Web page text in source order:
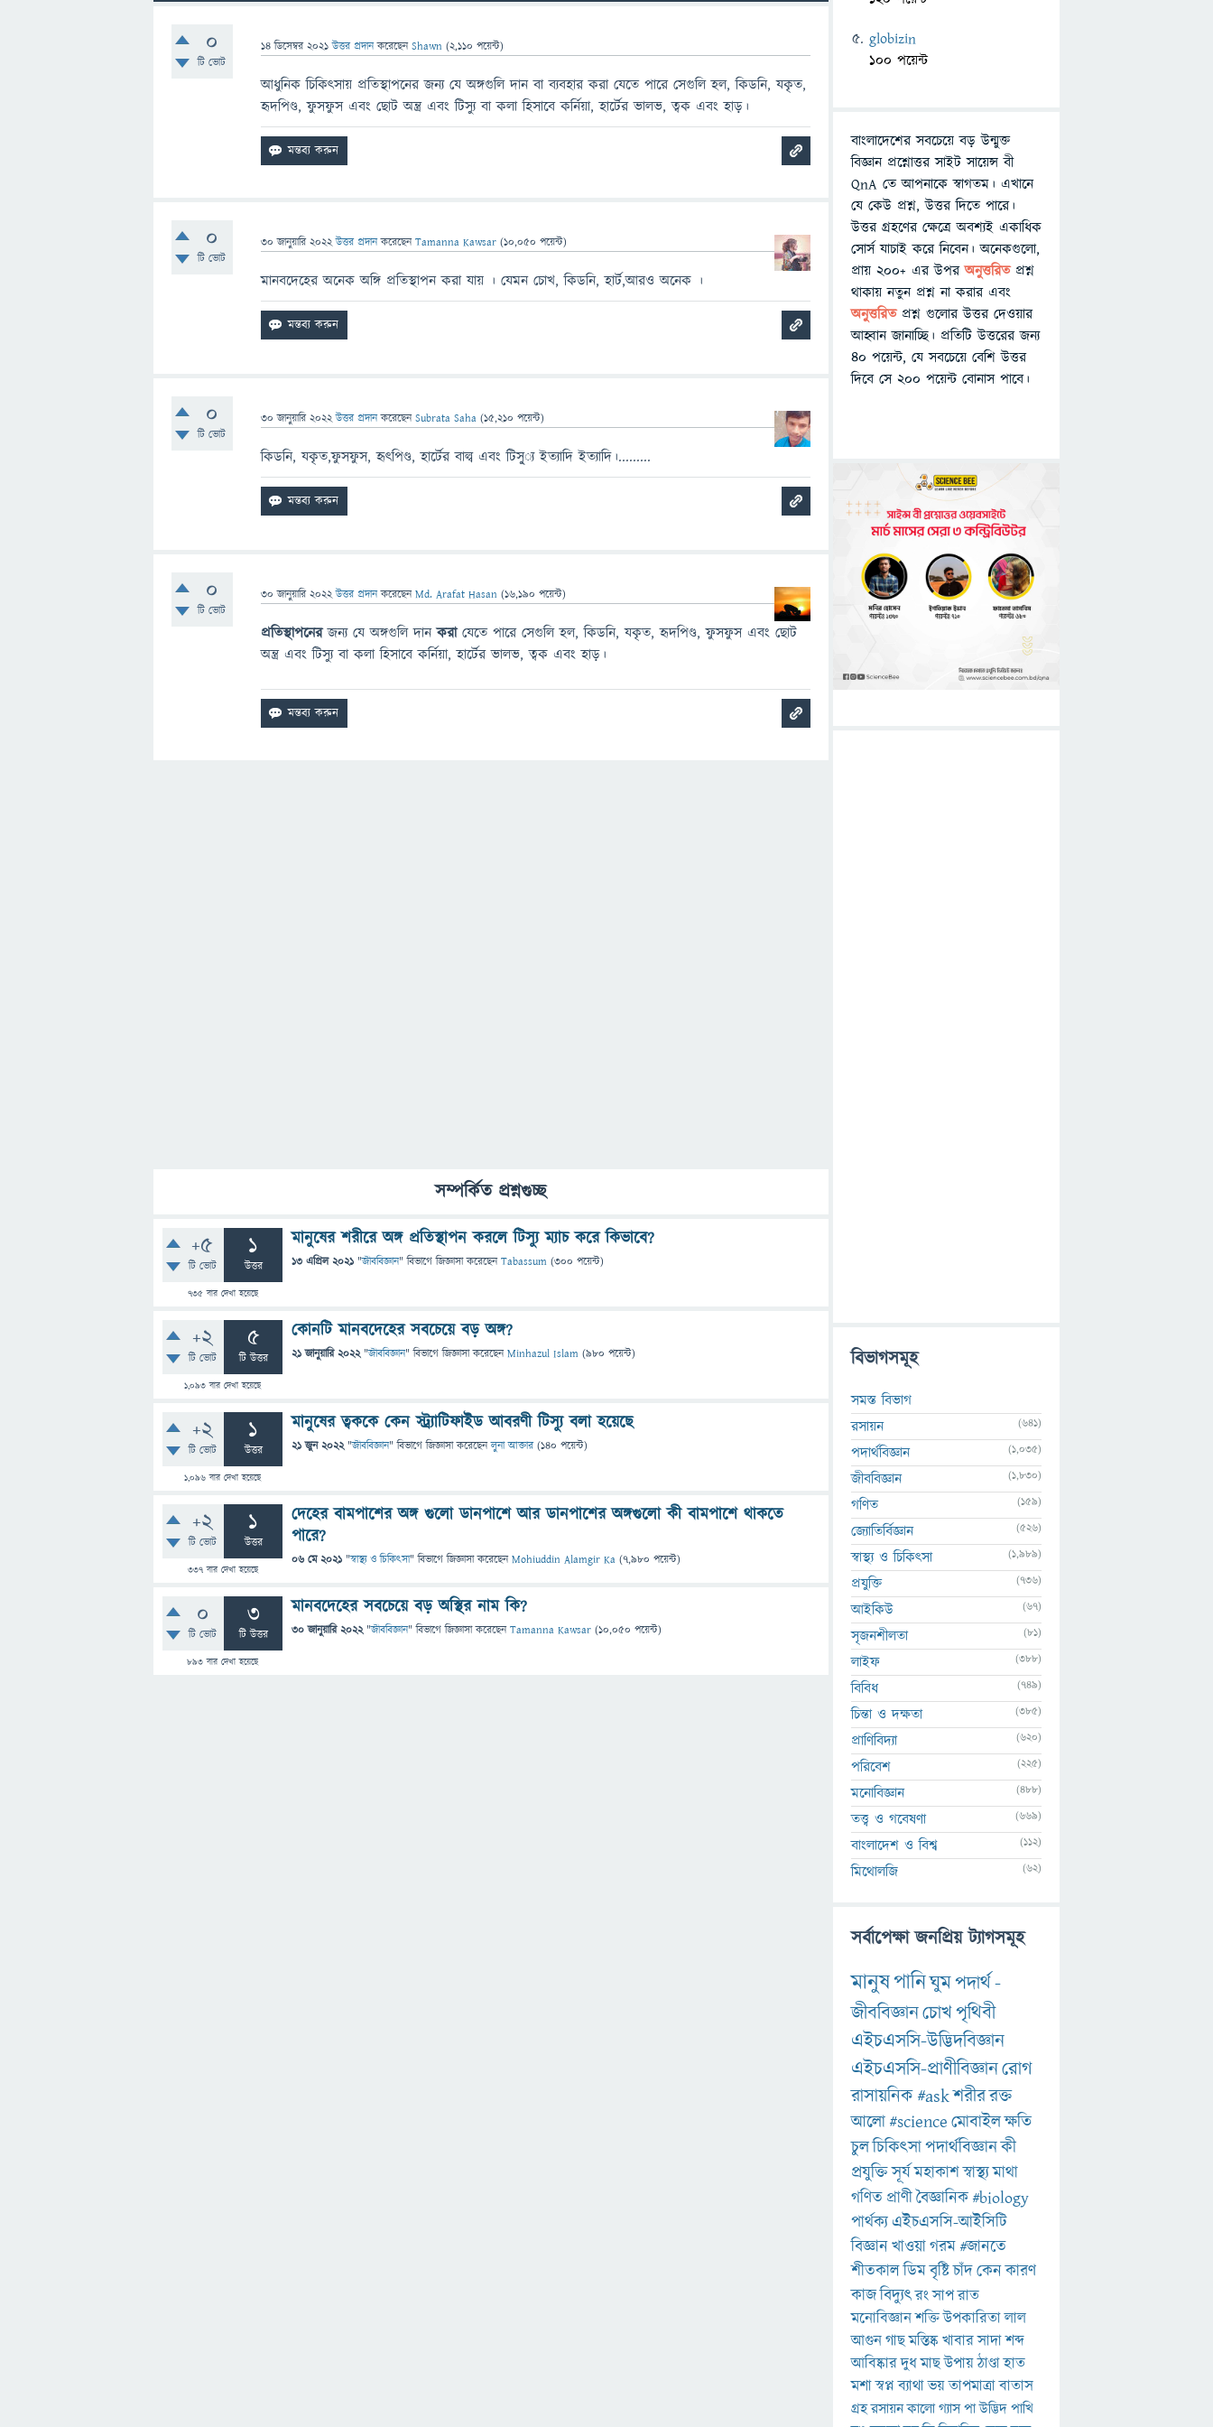
0
টি ভোট
14 ডিসেম্বর 2021 উত্তর প্রদান করেছেনShawn (2,110 পয়েন্ট)
আধুনিক চিকিৎসায় প্রতিস্থাপনের জন্য যে অঙ্গগুলি দান বা ব্যবহার করা যেতে পারে সেগুলি হল, কিডনি, যকৃত,
হৃদপিণ্ড, ফুসফুস এবং ছোট অন্ত্র এবং টিস্যু বা কলা হিসাবে কর্নিয়া, হার্টের ভালভ, ত্বক এবং হাড়।
0
টি ভোট
30 জানুয়ারি 2022 উত্তর প্রদান করেছেনTamanna Kawsar (10,050 পয়েন্ট)
মানবদেহের অনেক অঙ্গি প্রতিস্থাপন করা যায় । যেমন চোখ, কিডনি, হার্ট,আরও অনেক ।
0
টি ভোট
30 জানুয়ারি 2022 উত্তর প্রদান করেছেনSubrata Saha (15,210 পয়েন্ট)
কিডনি, যকৃত,ফুসফুস, হৃৎপিণ্ড, হার্টের বাল্ব এবং টিসু্্য ইত্যাদি ইত্যাদি।.........
0
টি ভোট
30 জানুয়ারি 2022 উত্তর প্রদান করেছেনMd. Arafat Hasan (16,190 পয়েন্ট)
প্রতিস্থাপনেরজন্য যে অঙ্গগুলি দানকরাযেতে পারে সেগুলি হল, কিডনি, যকৃত, হৃদপিণ্ড, ফুসফুস এবং ছোট
অন্ত্র এবং টিস্যু বা কলা হিসাবে কর্নিয়া, হার্টের ভালভ, ত্বক এবং হাড়।
সম্পর্কিত প্রশ্নগুচ্ছ
+5
টি ভোট
1
উত্তর
735বার দেখা হয়েছে
মানুষের শরীরে অঙ্গ প্রতিস্থাপন করলে টিস্যু ম্যাচ করে কিভাবে?
13 এপ্রিল 2021 "জীববিজ্ঞান" বিভাগে জিজ্ঞাসাকরেছেনTabassum (300 পয়েন্ট)
+2
টি ভোট
5
টি উত্তর
1,093 বার দেখা হয়েছে
কোনটি মানবদেহের সবচেয়ে বড় অঙ্গ?
21 জানুয়ারি 2022 "জীববিজ্ঞান" বিভাগে জিজ্ঞাসাকরেছেনMinhazul Islam (980 পয়েন্ট)
+2
টি ভোট
1
উত্তর
1,096 বার দেখা হয়েছে
মানুষের ত্বককে কেন স্ট্র্যাটিফাইড আবরণী টিস্যু বলা হয়েছে
21 জুন 2022 "জীববিজ্ঞান" বিভাগে জিজ্ঞাসাকরেছেনলুনা আক্তার (140 পয়েন্ট)
+2
টি ভোট
1
উত্তর
337বার দেখা হয়েছে
দেহের বামপাশের অঙ্গ গুলো ডানপাশে আর ডানপাশের অঙ্গগুলো কী বামপাশে থাকতে
পারে?
06 মে 2021 "স্বাস্থ্য ও চিকিৎসা" বিভাগে জিজ্ঞাসাকরেছেনMohiuddin Alamgir Ka (7,980 পয়েন্ট)
0
টি ভোট
3
টি উত্তর
893 বার দেখা হয়েছে
মানবদেহের সবচেয়ে বড় অস্থির নাম কি?
30 জানুয়ারি 2022 "জীববিজ্ঞান" বিভাগে জিজ্ঞাসাকরেছেনTamanna Kawsar (10,050 পয়েন্ট)
globizin
100 পয়েন্ট
বাংলাদেশের সবচেয়ে বড় উন্মুক্ত
বিজ্ঞান প্রশ্নোত্তর সাইট সায়েন্স বী
QnA তে আপনাকে স্বাগতম। এখানে
যে কেউ প্রশ্ন, উত্তর দিতে পারে।
উত্তর গ্রহণের ক্ষেত্রে অবশ্যই একাধিক
সোর্স যাচাই করে নিবেন। অনেকগুলো,
প্রায় ২০০+ এর উপরঅনুত্তরিতপ্রশ্ন
থাকায় নতুন প্রশ্ন না করার এবং
অনুত্তরিত প্রশ্ন গুলোর উত্তর দেওয়ার
আহ্বান জানাচ্ছি। প্রতিটি উত্তরের জন্য
৪০ পয়েন্ট, যে সবচেয়ে বেশি উত্তর
দিবে সে ২০০ পয়েন্ট বোনাস পাবে।
বিভাগসমূহ
সমস্ত বিভাগ
রসায়ন
(641)
পদার্থবিজ্ঞান (1,035)
জীববিজ্ঞান (1,830)
গণিত (159)
জ্যোতির্বিজ্ঞান (526)
স্বাস্থ্য ও চিকিৎসা (1,989)
প্রযুক্তি (736)
আইকিউ (67)
সৃজনশীলতা (81)
লাইফ (388)
বিবিধ (749)
চিন্তা ও দক্ষতা (385)
প্রাণিবিদ্যা (620)
পরিবেশ (225)
মনোবিজ্ঞান (488)
তত্ত্ব ও গবেষণা (669)
বাংলাদেশ ও বিশ্ব (112)
মিথোলজি (62)
সর্বাপেক্ষা জনপ্রিয় ট্যাগসমূহ
মানুষপানিঘুমপদার্থ-
জীববিজ্ঞানচোখপৃথিবী
এইচএসসি-উদ্ভিদবিজ্ঞান
এইচএসসি-প্রাণীবিজ্ঞানরোগ
রাসায়নিক#askশরীররক্ত
আলো#scienceমোবাইলক্ষতি
চুলচিকিৎসাপদার্থবিজ্ঞানকী
প্রযুক্তিসূর্যমহাকাশস্বাস্থ্যমাথা
গণিত প্রাণীবৈজ্ঞানিক#biology
পার্থক্য এইচএসসি-আইসিটি
বিজ্ঞানখাওয়াগরম#জানতে
শীতকালডিমবৃষ্টিচাঁদকেনকারণ
কাজবিদ্যুৎরংসাপরাত
মনোবিজ্ঞানশক্তিউপকারিতালাল
আগুনগাছমস্তিষ্কখাবারসাদাশব্দ
আবিষ্কারদুধমাছউপায়ঠাণ্ডাহাত
মশাস্বপ্নব্যাথাভয়তাপমাত্রাবাতাস
গ্রহরসায়নকালোগ্যাসপাউদ্ভিদপাখি